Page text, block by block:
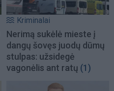
Kriminalai
Nerimą sukėlė mieste į
dangų šovęs juodų dūmų
stulpas: užsidegė
vagonėlis ant ratų (1)